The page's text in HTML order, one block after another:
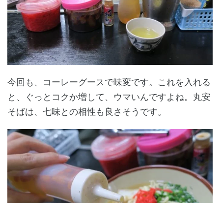
今回も、コーレーグースで味変です。これを入れる
と、ぐっとコクか増して、ウマいんですよね。丸安
そばは、七味との相性も良さそうです。